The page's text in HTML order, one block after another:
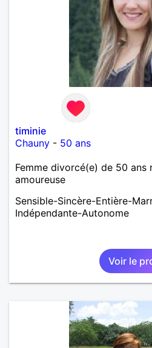
timinie
Chauny - 50 ans
Femme divorcé(e) de 50 ans
amoureuse
Sensible-Sincère-Entière-
Indépendante-Autonome
Voir le